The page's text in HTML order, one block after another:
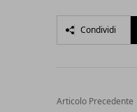
Condividi
Articolo Precedente